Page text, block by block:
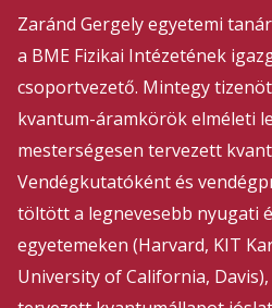
Zaránd Gergely egyetemi
a BME Fizikai Intézetének
csoportvezető. Mintegy
kvantum-áramkörök elméleti
mesterségesen tervezett
Vendégkutatóként és
töltött a legnevesebb nyugati
egyetemeken (Harvard, KIT
University of California,